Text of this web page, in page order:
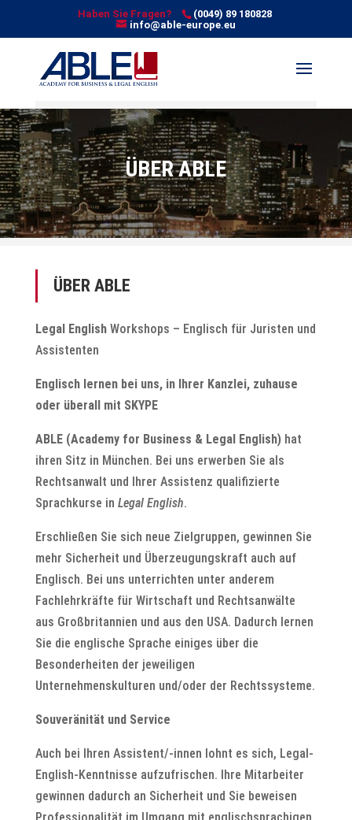
Haben Sie Fragen?
(0049) 89 180828
info@able-europe.eu
ÜBER ABLE
ÜBER ABLE
Legal EnglishWorkshops – Englisch für Juristen und
Assistenten
Englisch lernen bei uns, in Ihrer Kanzlei, zuhause
oder überall mit SKYPE
ABLE (Academy for Business & Legal English)hat
ihren Sitz in München. Bei uns erwerben Sie als
Rechtsanwalt und Ihrer Assistenz qualifizierte
Sprachkurse in Legal English.
Erschließen Sie sich neue Zielgruppen, gewinnen Sie
mehr Sicherheit und Überzeugungskraft auch auf
Englisch. Bei uns unterrichten unter anderem
Fachlehrkräfte für Wirtschaft und Rechtsanwälte
aus Großbritannien und aus den USA. Dadurch lernen
Sie die englische Sprache einiges über die
Besonderheiten der jeweiligen
Unternehmenskulturen und/oder der Rechtssysteme.
Souveränität und Service
Auch bei Ihren Assistent/-innen lohnt es sich, Legal-
English-Kenntnisse aufzufrischen. Ihre Mitarbeiter
gewinnen dadurch an Sicherheit und Sie beweisen
Professionalität im Umgang mit englischsprachigen